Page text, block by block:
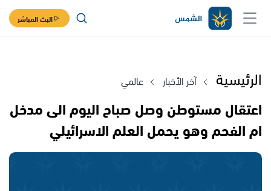
البث المباشر
الرئيسية آخر الأخبار عالمي
اعتقال مستوطن وصل صباح اليوم الى مدخل
ام الفحم وهو يحمل العلم الاسرائيلي